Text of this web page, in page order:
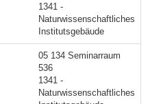
1341 -
Naturwissenschaftliches
Institutsgebäude
05 134 Seminarraum
536
1341 -
Naturwissenschaftliches